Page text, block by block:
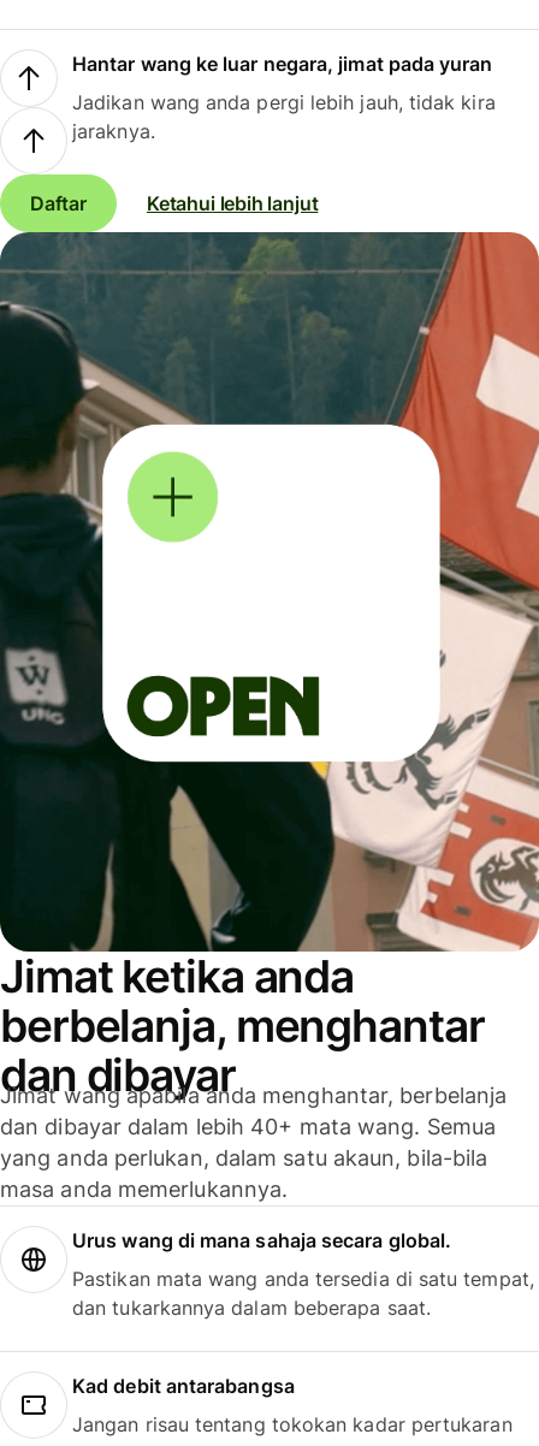
Hantar wang ke luar negara, jimat pada yuran
Jadikan wang anda pergi lebih jauh, tidak kira
jaraknya.
Daftar Ketahui lebih lanjut
Jimat ketika anda
berbelanja, menghantar
dan dibayar
Jimat wang apabila anda menghantar, berbelanja
dan dibayar dalam lebih 40+ mata wang. Semua
yang anda perlukan, dalam satu akaun, bila-bila
masa anda memerlukannya.
Urus wang di mana sahaja secara global.
Pastikan mata wang anda tersedia di satu tempat,
dan tukarkannya dalam beberapa saat.
Kad debit antarabangsa
Jangan risau tentang tokokan kadar pertukaran